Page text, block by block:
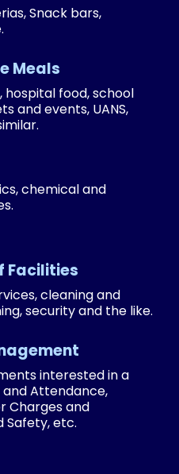
Snack bars,
Meals
food, school
and events, UANS,
chemical and
Facilities
cleaning and
security and the like.
interested in a
and Attendance,
Charges and
Safety, etc.